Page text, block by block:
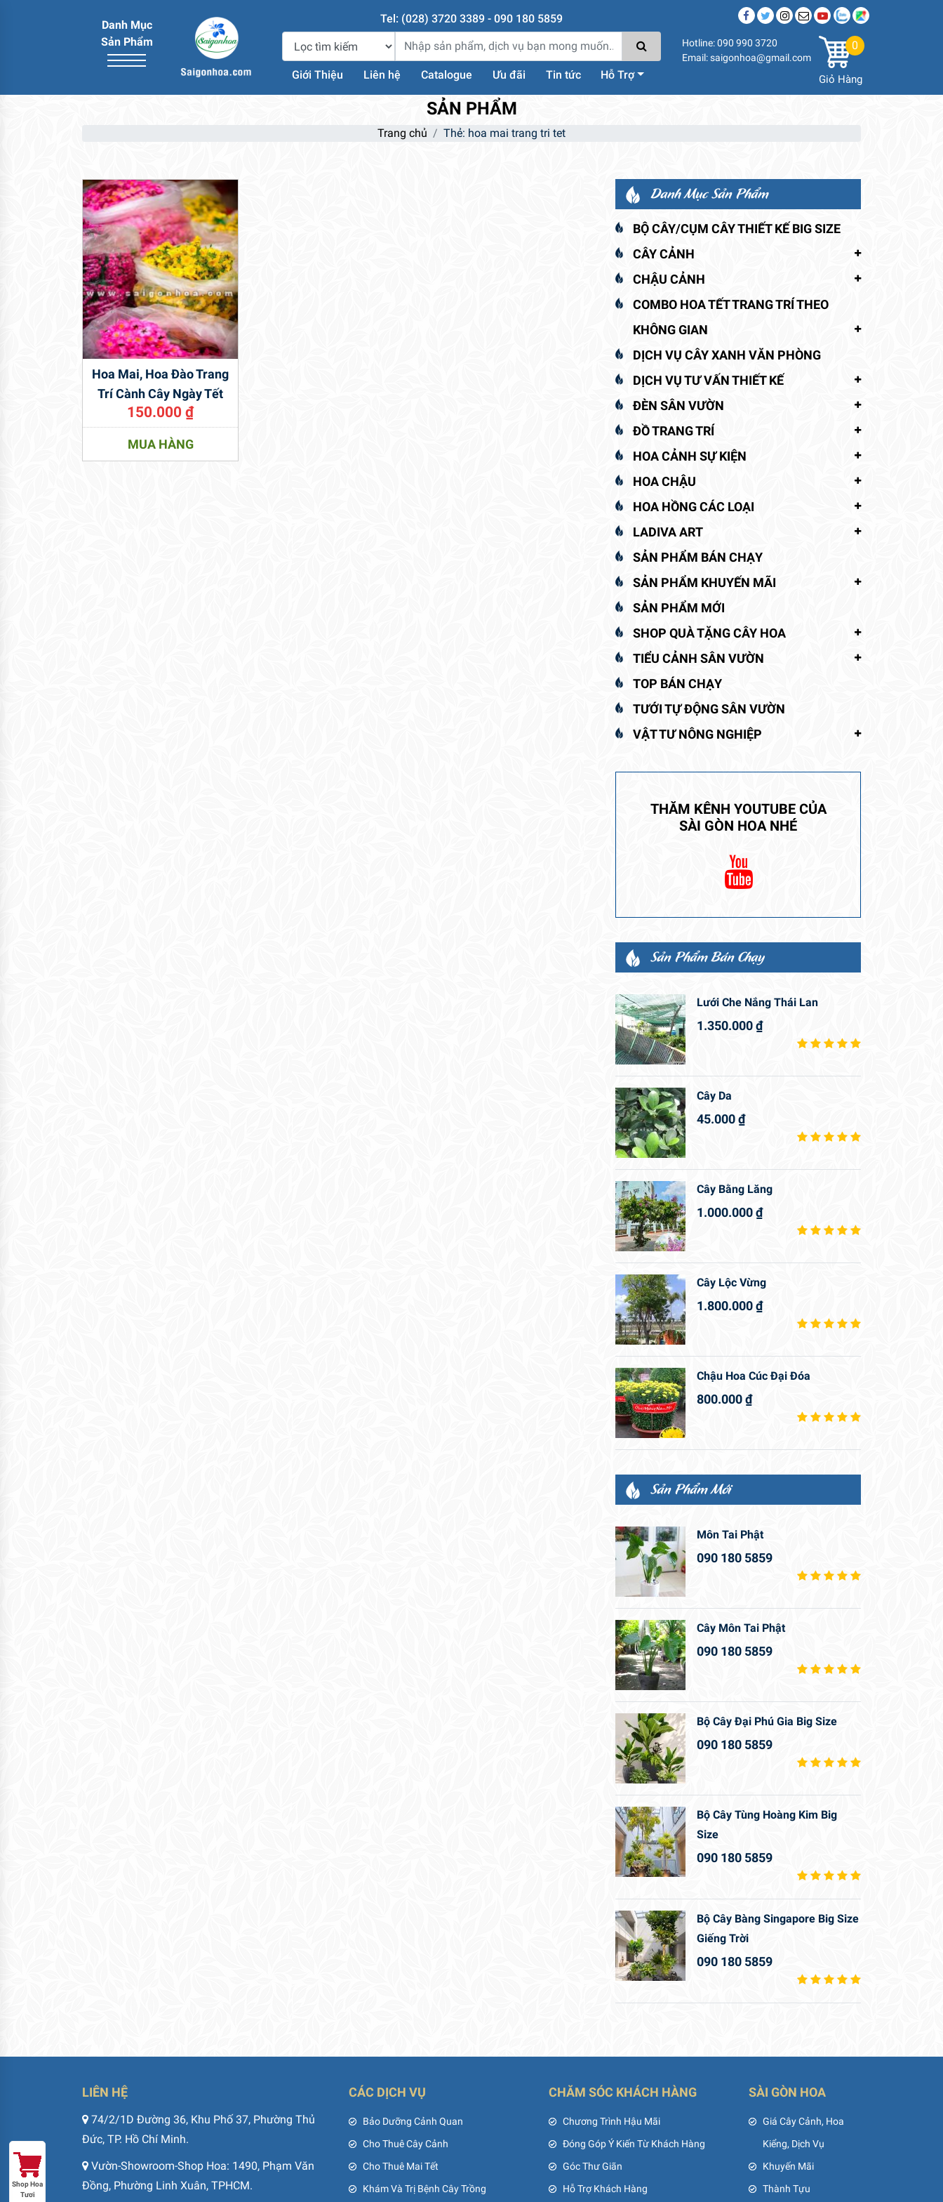
Danh Mục
Sản Phẩm
Tel: (028) 3720 3389 - 090 180 5859
Giới Thiệu Liên hệ Catalogue Ưu đãi Tin tức Hỗ Trợ
Hotline: 090 990 3720
Email: saigonhoa@gmail.com
0
Giỏ Hàng
SẢN PHẨM
Trang chủ Thẻ: hoa mai trang tri tet
Hoa Mai, Hoa Đào Trang
Trí Cành Cây Ngày Tết
150.000₫
MUA HÀNG
Danh Mục Sản Phẩm
BỘ CÂY/CỤM CÂY THIẾT KẾ BIG SIZE
CÂY CẢNH
CHẬU CẢNH
COMBO HOA TẾT TRANG TRÍ THEO
KHÔNG GIAN
DỊCH VỤ CÂY XANH VĂN PHÒNG
DỊCH VỤ TƯ VẤN THIẾT KẾ
ĐÈN SÂN VƯỜN
ĐỒ TRANG TRÍ
HOA CẢNH SỰ KIỆN
HOA CHẬU
HOA HỒNG CÁC LOẠI
LADIVA ART
SẢN PHẨM BÁN CHẠY
SẢN PHẨM KHUYẾN MÃI
SẢN PHẨM MỚI
SHOP QUÀ TẶNG CÂY HOA
TIỂU CẢNH SÂN VƯỜN
TOP BÁN CHẠY
TƯỚI TỰ ĐỘNG SÂN VƯỜN
VẬT TƯ NÔNG NGHIỆP
THĂM KÊNH YOUTUBE CỦA
SÀI GÒN HOA NHÉ
Sản Phẩm Bán Chạy
Lưới Che Nắng Thái Lan
1.350.000₫
Cây Da
45.000₫
Cây Bằng Lăng
1.000.000₫
Cây Lộc Vừng
1.800.000₫
Chậu Hoa Cúc Đại Đóa
800.000₫
Sản Phẩm Mới
Môn Tai Phật
090 180 5859
Cây Môn Tai Phật
090 180 5859
Bộ Cây Đại Phú Gia Big Size
090 180 5859
Bộ Cây Tùng Hoàng Kim Big
Size
090 180 5859
Bộ Cây Bàng Singapore Big Size
Giếng Trời
090 180 5859
LIÊN HỆ
74/2/1D Đường 36, Khu Phố 37, Phường Thủ
Đức, TP. Hồ Chí Minh.
Vườn-Showroom-Shop Hoa: 1490, Phạm Văn
Đồng, Phường Linh Xuân, TPHCM.
CÁC DỊCH VỤ
Bảo Dưỡng Cảnh Quan
Cho Thuê Cây Cảnh
Cho Thuê Mai Tết
Khám Và Trị Bệnh Cây Trồng
CHĂM SÓC KHÁCH HÀNG
Chương Trình Hậu Mãi
Đóng Góp Ý Kiến Từ Khách Hàng
Góc Thư Giãn
Hỗ Trợ Khách Hàng
SÀI GÒN HOA
Giá Cây Cảnh, Hoa
Kiểng, Dịch Vụ
Khuyến Mãi
Thành Tựu
Shop Hoa
Tươi